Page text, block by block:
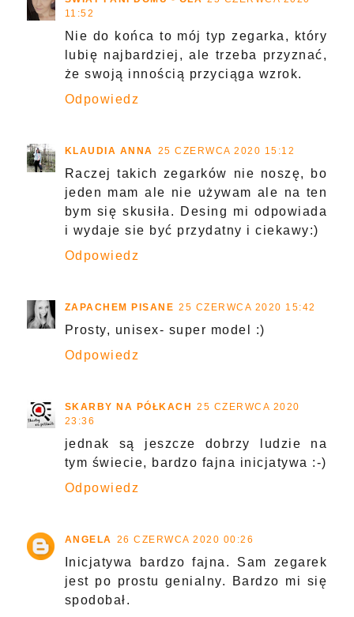
11:52
Nie do końca to mój typ zegarka, który
lubię najbardziej, ale trzeba przyznać,
że swoją innością przyciąga wzrok.
Odpowiedz
KLAUDIA ANNA 25 CZERWCA 2020 15:12
Raczej takich zegarków nie noszę, bo
jeden mam ale nie używam ale na ten
bym się skusiła. Desing mi odpowiada
i wydaje sie być przydatny i ciekawy:)
Odpowiedz
ZAPACHEM PISANE 25 CZERWCA 2020 15:42
Prosty, unisex- super model :)
Odpowiedz
SKARBY NA PÓŁKACH 25 CZERWCA 2020
23:36
jednak są jeszcze dobrzy ludzie na
tym świecie, bardzo fajna inicjatywa :-)
Odpowiedz
ANGELA 26 CZERWCA 2020 00:26
Inicjatywa bardzo fajna. Sam zegarek
jest po prostu genialny. Bardzo mi się
spodobał.